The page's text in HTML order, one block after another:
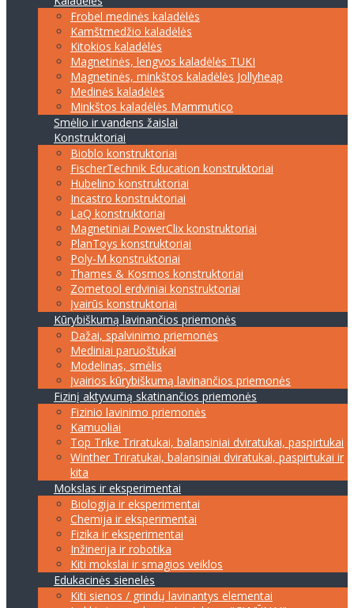
Frobel medinės kaladėlės
Kamštmedžio kaladėlės
Kitokios kaladėlės
Magnetinės, lengvos kaladėlės TUKI
Magnetinės, minkštos kaladėlės Jollyheap
Medinės kaladėlės
Minkštos kaladėlės Mammutico
Smėlio ir vandens žaislai
Konstruktoriai
Bioblo konstruktoriai
FischerTechnik Education konstruktoriai
Hubelino konstruktoriai
Incastro konstruktoriai
LaQ konstruktoriai
Magnetiniai PowerClix konstruktoriai
PlanToys konstruktoriai
Poly-M konstruktoriai
Thames & Kosmos konstruktoriai
Zometool erdviniai konstruktoriai
Įvairūs konstruktoriai
Kūrybiškumą lavinančios priemonės
Dažai, spalvinimo priemonės
Mediniai paruoštukai
Modelinas, smėlis
Įvairios kūrybiškumą lavinančios priemonės
Fizinį aktyvumą skatinančios priemonės
Fizinio lavinimo priemonės
Kamuoliai
Top Trike Triratukai, balansiniai dviratukai, paspirtukai
Winther Triratukai, balansiniai dviratukai, paspirtukai ir
kita
Mokslas ir eksperimentai
Biologija ir eksperimentai
Chemija ir eksperimentai
Fizika ir eksperimentai
Inžinerija ir robotika
Kiti mokslai ir smagios veiklos
Edukacinės sienelės
Kiti sienos / grindų lavinantys elementai